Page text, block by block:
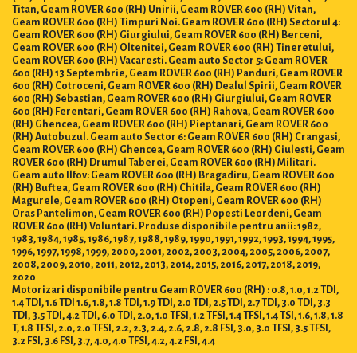
Titan, Geam ROVER 600 (RH) Unirii, Geam ROVER 600 (RH) Vitan,
Geam ROVER 600 (RH) Timpuri Noi. Geam ROVER 600 (RH) Sectorul 4:
Geam ROVER 600 (RH) Giurgiului, Geam ROVER 600 (RH) Berceni,
Geam ROVER 600 (RH) Oltenitei, Geam ROVER 600 (RH) Tineretului,
Geam ROVER 600 (RH) Vacaresti. Geam auto Sector 5: Geam ROVER
600 (RH) 13 Septembrie, Geam ROVER 600 (RH) Panduri, Geam ROVER
600 (RH) Cotroceni, Geam ROVER 600 (RH) Dealul Spirii, Geam ROVER
600 (RH) Sebastian, Geam ROVER 600 (RH) Giurgiului, Geam ROVER
600 (RH) Ferentari, Geam ROVER 600 (RH) Rahova, Geam ROVER 600
(RH) Ghencea, Geam ROVER 600 (RH) Pieptanari, Geam ROVER 600
(RH) Autobuzul. Geam auto Sector 6: Geam ROVER 600 (RH) Crangasi,
Geam ROVER 600 (RH) Ghencea, Geam ROVER 600 (RH) Giulesti, Geam
ROVER 600 (RH) Drumul Taberei, Geam ROVER 600 (RH) Militari.
Geam auto Ilfov: Geam ROVER 600 (RH) Bragadiru, Geam ROVER 600
(RH) Buftea, Geam ROVER 600 (RH) Chitila, Geam ROVER 600 (RH)
Magurele, Geam ROVER 600 (RH) Otopeni, Geam ROVER 600 (RH)
Oras Pantelimon, Geam ROVER 600 (RH) Popesti Leordeni, Geam
ROVER 600 (RH) Voluntari. Produse disponibile pentru anii: 1982,
1983, 1984, 1985, 1986, 1987, 1988, 1989, 1990, 1991, 1992, 1993, 1994, 1995,
1996, 1997, 1998, 1999, 2000, 2001, 2002, 2003, 2004, 2005, 2006, 2007,
2008, 2009, 2010, 2011, 2012, 2013, 2014, 2015, 2016, 2017, 2018, 2019,
2020
Motorizari disponibile pentru Geam ROVER 600 (RH) : 0.8, 1.0, 1.2 TDI,
1.4 TDI, 1.6 TDI 1.6, 1.8, 1.8 TDI, 1.9 TDI, 2.0 TDI, 2.5 TDI, 2.7 TDI, 3.0 TDI, 3.3
TDI, 3.5 TDI, 4.2 TDI, 6.0 TDI, 2.0, 1.0 TFSI, 1.2 TFSI, 1.4 TFSI, 1.4 TSI, 1.6, 1.8, 1.8
T, 1.8 TFSI, 2.0, 2.0 TFSI, 2.2, 2.3, 2.4, 2.6, 2.8, 2.8 FSI, 3.0, 3.0 TFSI, 3.5 TFSI,
3.2 FSI, 3.6 FSI, 3.7, 4.0, 4.0 TFSI, 4.2, 4.2 FSI, 4.4